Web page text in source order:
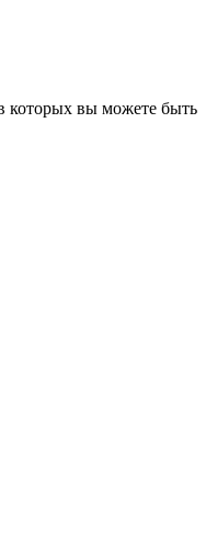
вы можете быть